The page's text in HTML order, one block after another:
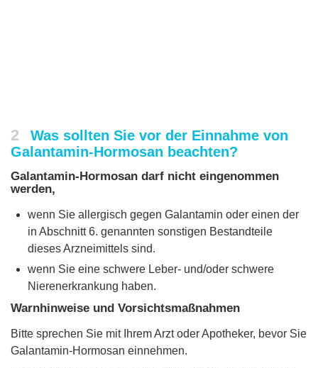
2
Was sollten Sie vor der Einnahme von
Galantamin-Hormosan beachten?
Galantamin-Hormosan darf nicht eingenommen
werden,
wenn Sie allergisch gegen Galantamin oder einen der
in Abschnitt 6. genannten sonstigen Bestandteile
dieses Arzneimittels sind.
wenn Sie eine schwere Leber- und/oder schwere
Nierenerkrankung haben.
Warnhinweise und Vorsichtsmaßnahmen
Bitte sprechen Sie mit Ihrem Arzt oder Apotheker, bevor Sie
Galantamin-Hormosan einnehmen.